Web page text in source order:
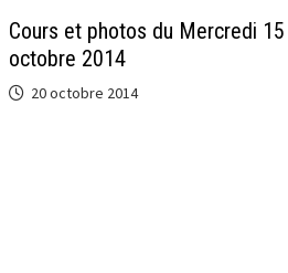
Cours et photos du Mercredi 15
octobre 2014
20 octobre 2014